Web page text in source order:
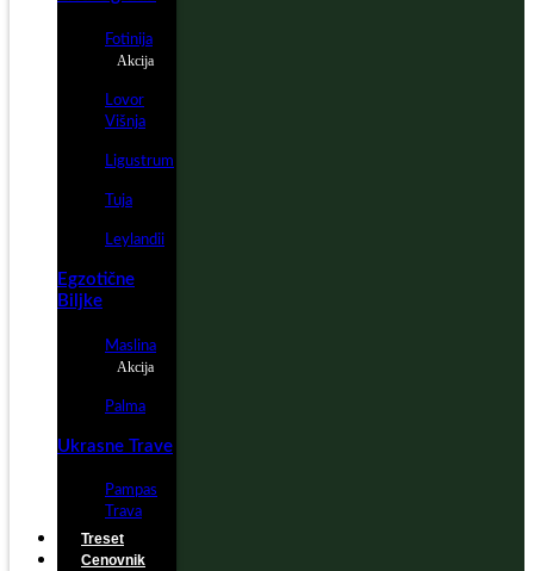
Fotinija
Akcija
Lovor
Višnja
Ligustrum
Tuja
Leylandii
Egzotične
Biljke
Maslina
Akcija
Palma
Ukrasne Trave
Pampas
Trava
Treset
Cenovnik